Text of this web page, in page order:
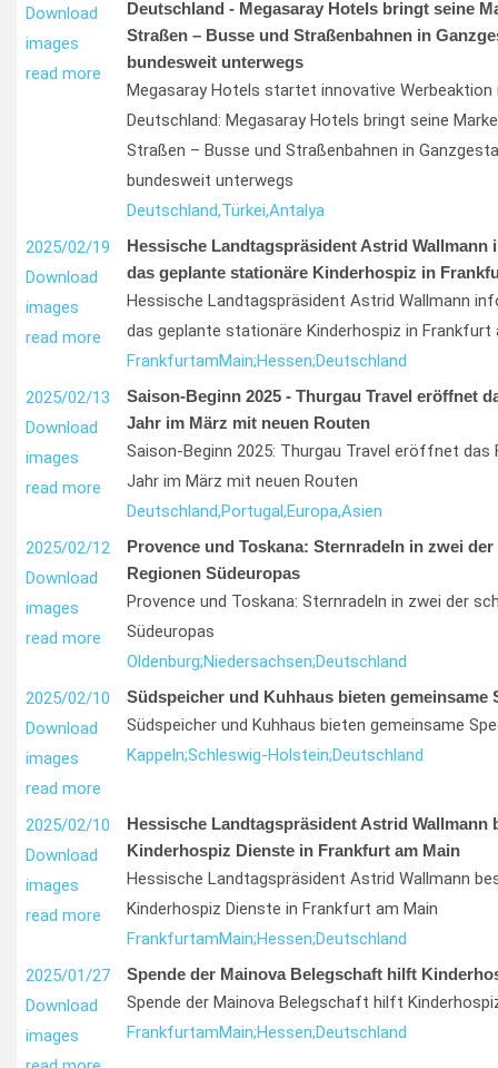
Download
images
read more
Deutschland - Megasaray Hotels bringt seine
Straßen – Busse und Straßenbahnen in
bundesweit unterwegs
Megasaray Hotels startet innovative
Deutschland: Megasaray Hotels bringt seine
Straßen – Busse und Straßenbahnen in
bundesweit unterwegs
Deutschland,Türkei,Antalya
2025/02/19
Download
images
read more
Hessische Landtagspräsident Astrid Wallmann
das geplante stationäre Kinderhospiz in
Hessische Landtagspräsident Astrid Wallmann
das geplante stationäre Kinderhospiz in Frankfurt
FrankfurtamMain;Hessen;Deutschland
2025/02/13
Download
images
read more
Saison-Beginn 2025 - Thurgau Travel eröffnet
Jahr im März mit neuen Routen
Saison-Beginn 2025: Thurgau Travel eröffnet
Jahr im März mit neuen Routen
Deutschland,Portugal,Europa,Asien
2025/02/12
Download
images
read more
Provence und Toskana: Sternradeln in zwei
Regionen Südeuropas
Provence und Toskana: Sternradeln in zwei der
Südeuropas
Oldenburg;Niedersachsen;Deutschland
2025/02/10
Download
images
read more
Südspeicher und Kuhhaus bieten gemeinsame
Südspeicher und Kuhhaus bieten gemeinsame
Kappeln;Schleswig-Holstein;Deutschland
2025/02/10
Download
images
read more
Hessische Landtagspräsident Astrid Wallmann
Kinderhospiz Dienste in Frankfurt am Main
Hessische Landtagspräsident Astrid Wallmann
Kinderhospiz Dienste in Frankfurt am Main
FrankfurtamMain;Hessen;Deutschland
2025/01/27
Download
images
Spende der Mainova Belegschaft hilft
Spende der Mainova Belegschaft hilft
FrankfurtamMain;Hessen;Deutschland